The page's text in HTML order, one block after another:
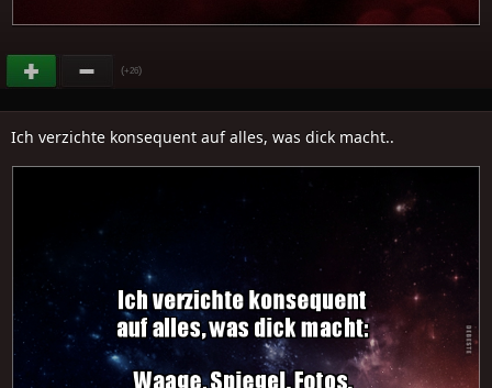
(+26)
Ich verzichte konsequent auf alles, was dick macht..